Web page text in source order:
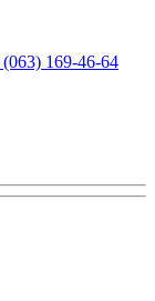
169-46-64